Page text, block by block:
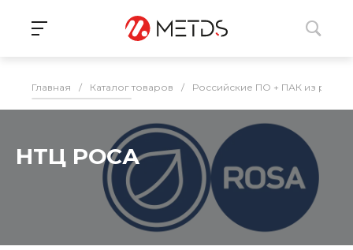
Главная / Каталог товаров / Российские ПО + ПАК из
НТЦ РОСА